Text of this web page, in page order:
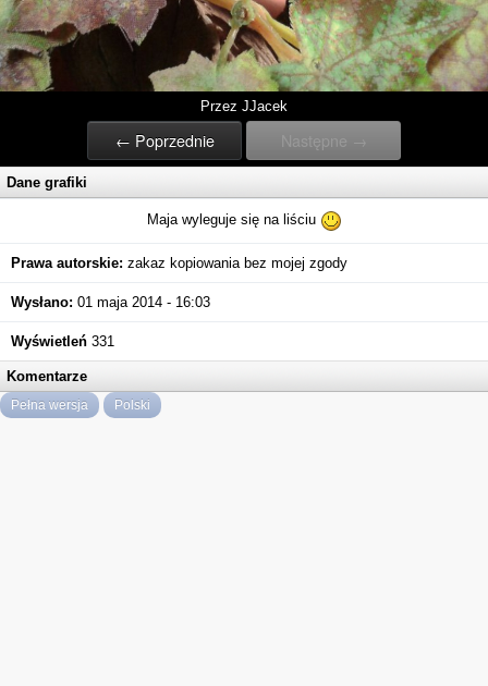
Przez JJacek
← Poprzednie Następne →
Dane grafiki
Maja wyleguje się na liściu
Prawa autorskie: zakaz kopiowania bez mojej zgody
Wysłano: 01 maja 2014 - 16:03
Wyświetleń 331
Komentarze
Pełna wersja Polski